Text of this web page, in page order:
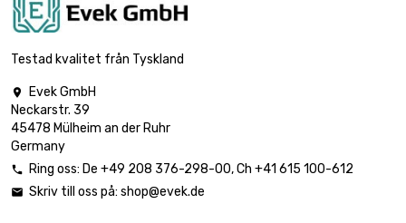
Hmotnost : 100gr
průměr : 2.4 x 1000mm
Hmotnost : 250gr
(0.25kg)
průměr : 2.4 x 1000mm
(0.5kg)
Testad kvalitet från Tyskland

Evek GmbH
Neckarstr. 39
45478 Mülheim an der Ruhr
Germany
 Ring oss: De +49 208 376-298-00, Ch +41 615 100-612
 Skriv till oss på: shop@evek.de